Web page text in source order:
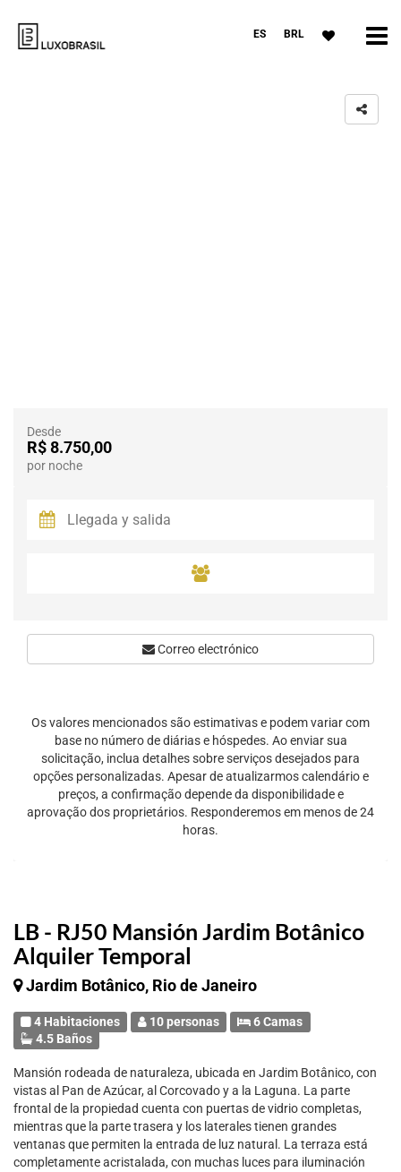
ES BRL
LB - RJ50 Mansión Jardim Botânico
Alquiler Temporal
Jardim Botânico, Rio de Janeiro
4 Habitaciones 10 personas
6 Camas
4.5 Baños
Mansión rodeada de naturaleza, ubicada en Jardim Botânico, con
vistas al Pan de Azúcar, al Corcovado y a la Laguna. La parte
frontal de la propiedad cuenta con puertas de vidrio completas,
mientras que la parte trasera y los laterales tienen grandes
ventanas que permiten la entrada de luz natural. La terraza está
completamente acristalada, con muchas luces para iluminación
Desde
R$ 8.750,00
por noche
Correo electrónico
Os valores mencionados são estimativas e podem variar com
base no número de diárias e hóspedes. Ao enviar sua
solicitação, inclua detalhes sobre serviços desejados para
opções personalizadas. Apesar de atualizarmos calendário e
preços, a confirmação depende da disponibilidade e
aprovação dos proprietários. Responderemos em menos de 24
horas.